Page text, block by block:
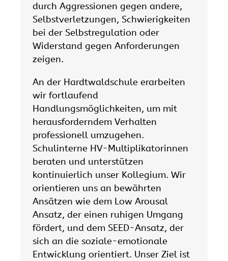
durch Aggressionen gegen andere,
Selbstverletzungen, Schwierigkeiten
bei der Selbstregulation oder
Widerstand gegen Anforderungen
zeigen.
An der Hardtwaldschule erarbeiten
wir fortlaufend
Handlungsmöglichkeiten, um mit
herausforderndem Verhalten
professionell umzugehen.
Schulinterne HV-Multiplikatorinnen
beraten und unterstützen
kontinuierlich unser Kollegium. Wir
orientieren uns an bewährten
Ansätzen wie dem Low Arousal
Ansatz, der einen ruhigen Umgang
fördert, und dem SEED-Ansatz, der
sich an die soziale-emotionale
Entwicklung orientiert. Unser Ziel ist